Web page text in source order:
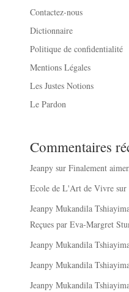
Contactez-nous
Dictionnaire
Politique de confidentialité
Mentions Légales
Les Justes Notions
Le Pardon
Commentaires
Jeanpy surFinalement
Ecole de L'Art de Vivre sur
Jeanpy Mukandila
Reçues par Eva-Margret
Jeanpy Mukandila
Jeanpy Mukandila
Jeanpy Mukandila